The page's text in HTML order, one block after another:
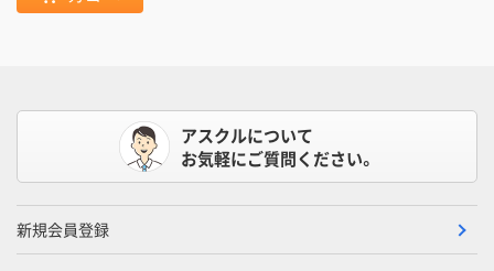
アスクルについて
お気軽にご質問ください。
新規会員登録